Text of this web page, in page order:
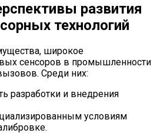
развития
технологий
широкое
сенсоров в промышленности
Среди них:
разработки и внедрения
условиям